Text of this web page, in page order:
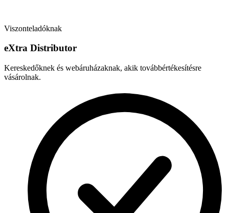
Viszonteladóknak
eXtra Distributor
Kereskedőknek és webáruházaknak, akik továbbértékesítésre
vásárolnak.